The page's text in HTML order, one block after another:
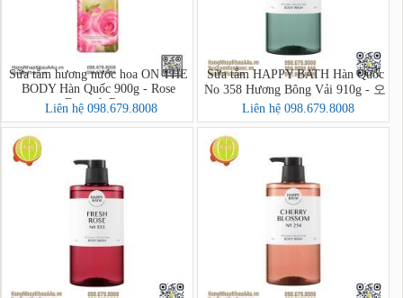
Sữa tắm hương nước hoa ON THE
BODY Hàn Quốc 900g - Rose
Damask Rose
Liên hệ 098.679.8008
Sữa tắm HAPPY BATH Hàn Quốc
No 358 Hương Bông Vải 910g - 오
리지널 컬렉션 바디워시
Liên hệ 098.679.8008